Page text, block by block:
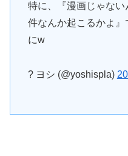
特に、『漫画じゃな
件なんか起こるかよ
にw
? ヨシ (@yoshispla)